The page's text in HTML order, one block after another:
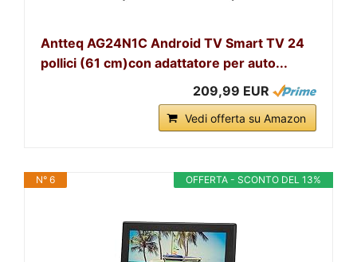
Antteq AG24N1C Android TV Smart TV 24
pollici (61 cm)con adattatore per auto...
209,99 EUR
Vedi offerta su Amazon
OFFERTA - SCONTO DEL 13%
N° 6